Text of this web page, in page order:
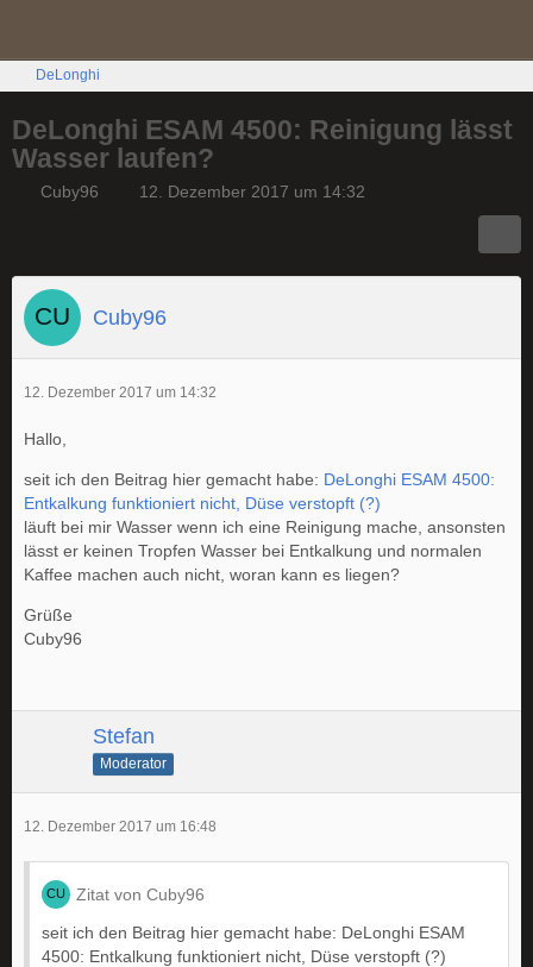
DeLonghi
DeLonghi ESAM 4500: Reinigung lässt
Wasser laufen?
Cuby96 12. Dezember 2017 um 14:32
Cuby96
12. Dezember 2017 um 14:32
Hallo,
seit ich den Beitrag hier gemacht habe: DeLonghi ESAM 4500:
Entkalkung funktioniert nicht, Düse verstopft (?)
läuft bei mir Wasser wenn ich eine Reinigung mache, ansonsten
lässt er keinen Tropfen Wasser bei Entkalkung und normalen
Kaffee machen auch nicht, woran kann es liegen?
Grüße
Cuby96
Stefan
Moderator
12. Dezember 2017 um 16:48
Zitat von Cuby96
seit ich den Beitrag hier gemacht habe: DeLonghi ESAM
4500: Entkalkung funktioniert nicht, Düse verstopft (?)